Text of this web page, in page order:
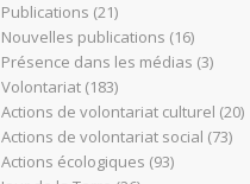
Publications (21)
Nouvelles publications (16)
Présence dans les médias (3)
Volontariat (183)
Actions de volontariat culturel (20)
Actions de volontariat social (73)
Actions écologiques (93)